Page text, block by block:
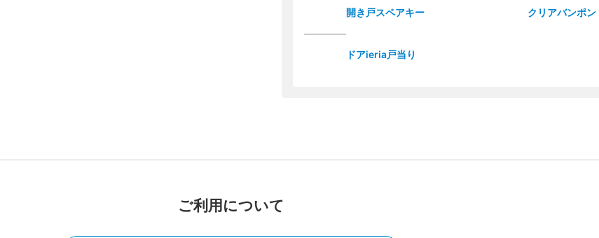
開き戸スペアキー クリアバンポン
ドアieria戸当り
ご利用について